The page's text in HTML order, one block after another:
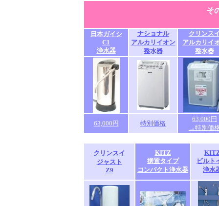
そ
日本ガイシ
C1
浄水器
ナショナル
アルカリイオン
整水器
クリンス
アルカリイ
整水器
63,000円 特別価格
63,000円
→特別価
クリンスイ
ジャスト
Z9
KITZ
据置タイプ
コンパクト浄水器
ビルト
浄水